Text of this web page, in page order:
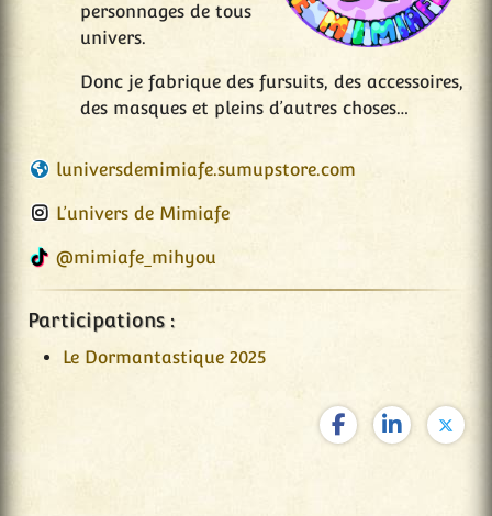
personnages de tous
univers.
Donc je fabrique des fursuits, des accessoires,
des masques et pleins d’autres choses…
luniversdemimiafe.sumupstore.com
L’univers de Mimiafe
@mimiafe_mihyou
Participations :
Le Dormantastique 2025